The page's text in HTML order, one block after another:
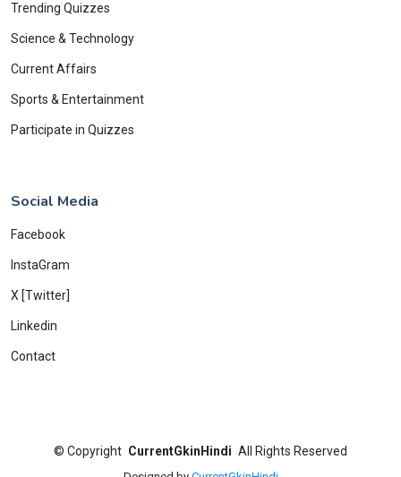
Trending Quizzes
Science & Technology
Current Affairs
Sports & Entertainment
Participate in Quizzes
Social Media
Facebook
InstaGram
X [Twitter]
Linkedin
Contact
© Copyright CurrentGkinHindi All Rights Reserved